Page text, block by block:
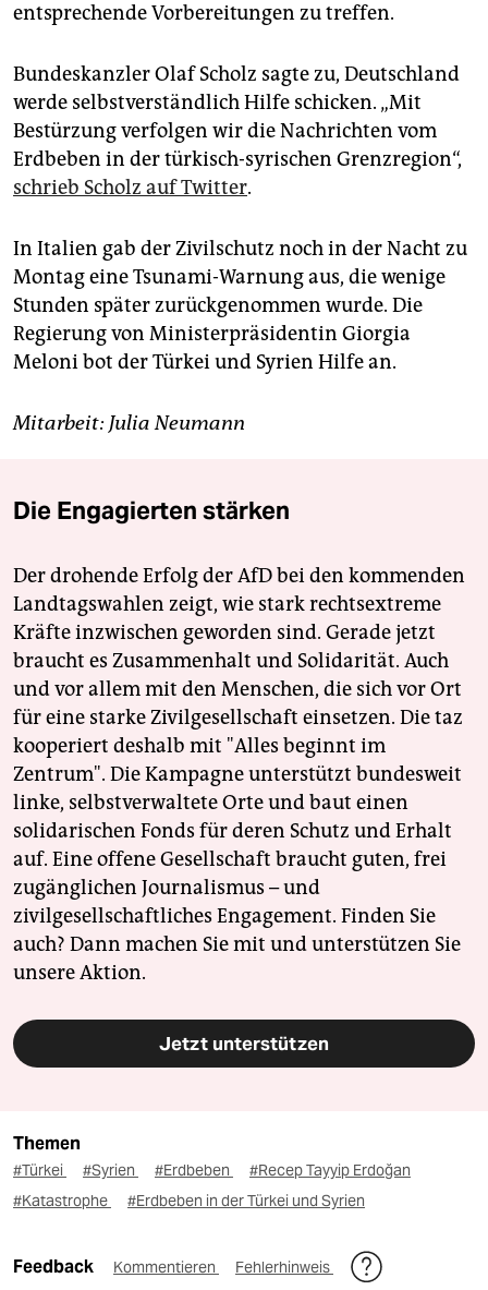
entsprechende Vorbereitungen zu treffen.
Bundeskanzler Olaf Scholz sagte zu, Deutschland
werde selbstverständlich Hilfe schicken. „Mit
Bestürzung verfolgen wir die Nachrichten vom
Erdbeben in der türkisch-syrischen Grenzregion“,
schrieb Scholz auf Twitter.
In Italien gab der Zivilschutz noch in der Nacht zu
Montag eine Tsunami-Warnung aus, die wenige
Stunden später zurückgenommen wurde. Die
Regierung von Ministerpräsidentin Giorgia
Meloni bot der Türkei und Syrien Hilfe an.
Mitarbeit: Julia Neumann
Die Engagierten stärken
Der drohende Erfolg der AfD bei den kommenden
Landtagswahlen zeigt, wie stark rechtsextreme
Kräfte inzwischen geworden sind. Gerade jetzt
braucht es Zusammenhalt und Solidarität. Auch
und vor allem mit den Menschen, die sich vor Ort
für eine starke Zivilgesellschaft einsetzen. Die taz
kooperiert deshalb mit "Alles beginnt im
Zentrum". Die Kampagne unterstützt bundesweit
linke, selbstverwaltete Orte und baut einen
solidarischen Fonds für deren Schutz und Erhalt
auf. Eine offene Gesellschaft braucht guten, frei
zugänglichen Journalismus – und
zivilgesellschaftliches Engagement. Finden Sie
auch? Dann machen Sie mit und unterstützen Sie
unsere Aktion.
Jetzt unterstützen
Themen
#Türkei #Syrien #Erdbeben
#Recep Tayyip Erdoğan
#Katastrophe
#Erdbeben in der Türkei und Syrien
Feedback Kommentieren Fehlerhinweis